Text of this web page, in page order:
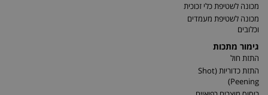
מכונה לשטיפת כלי זכוכית
מכונה לשטיפת מעמדים
וכלובים
גימור מתכות
התזת חול
התזת כדוריות (Shot
Peening)